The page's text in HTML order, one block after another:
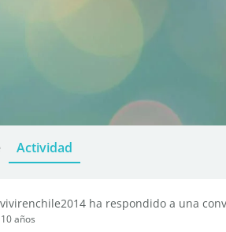
Actividad
ha respondido a una
años